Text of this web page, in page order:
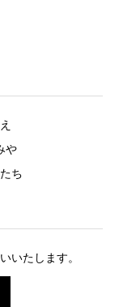
や
ち
いたします。